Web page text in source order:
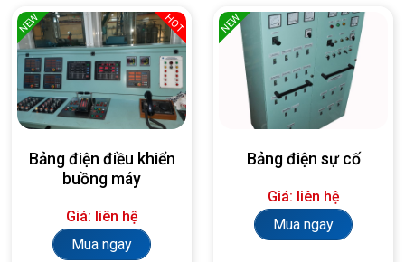
NEW HOT
Bảng điện điều khiển
buồng máy
Giá: liên hệ
Mua ngay
NEW
Bảng điện sự cố
Giá: liên hệ
Mua ngay